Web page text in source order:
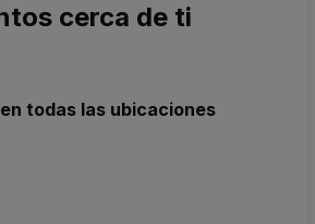
cerca de ti
todas las ubicaciones